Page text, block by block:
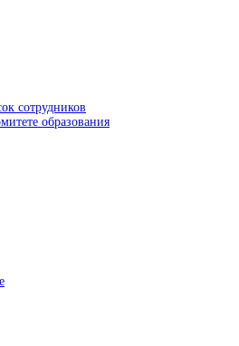
сотрудников
образования